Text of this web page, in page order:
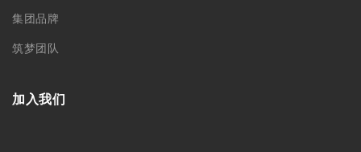
集团品牌
筑梦团队
加入我们